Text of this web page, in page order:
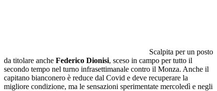
Scalpita per un posto
da titolare anche Federico Dionisi, sceso in campo per tutto il
secondo tempo nel turno infrasettimanale contro il Monza. Anche il
capitano bianconero è reduce dal Covid e deve recuperare la
migliore condizione, ma le sensazioni sperimentate mercoledì e negli